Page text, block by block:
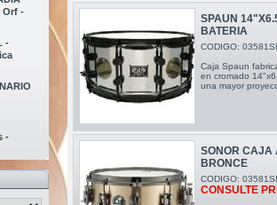
Orf -
-
-
SPAUN
BATERIA
CODIGO:
Caja Spaun
en cromado
una mayor
SONOR CAJA
BRONCE
CODIGO:
CONSULTE